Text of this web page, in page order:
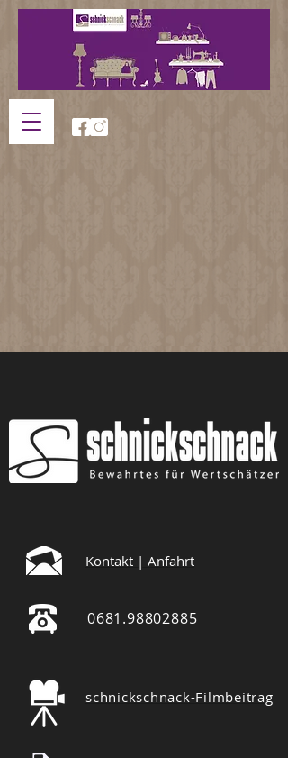
Kontakt | Anfahrt
0681.98802885
schnickschnack-Filmbeitrag